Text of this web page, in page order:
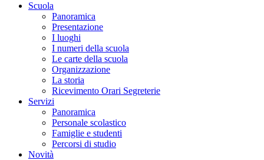
Scuola
Panoramica
Presentazione
I luoghi
I numeri della scuola
Le carte della scuola
Organizzazione
La storia
Ricevimento Orari Segreterie
Servizi
Panoramica
Personale scolastico
Famiglie e studenti
Percorsi di studio
Novità